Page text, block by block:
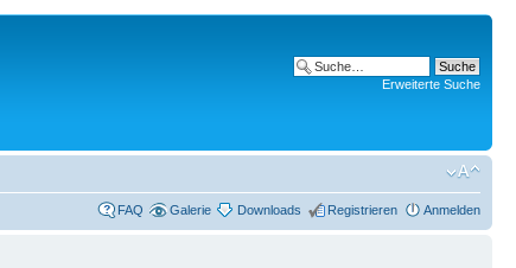
Erweiterte Suche
FAQ Galerie Downloads Registrieren Anmelden